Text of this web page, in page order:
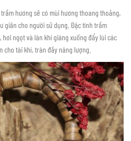
hương sẽ có mùi hương thoang thoảng,
giãn cho người sử dụng. Đặc tính trầm
hơi ngọt và làn khí giáng xuống đẩy lùi các
cho tài khí, tràn đầy năng lượng.